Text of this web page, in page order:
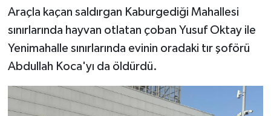
Araçla kaçan saldırgan Kaburgediği Mahallesi
sınırlarında hayvan otlatan çoban Yusuf Oktay ile
Yenimahalle sınırlarında evinin oradaki tır şoförü
Abdullah Koca'yı da öldürdü.